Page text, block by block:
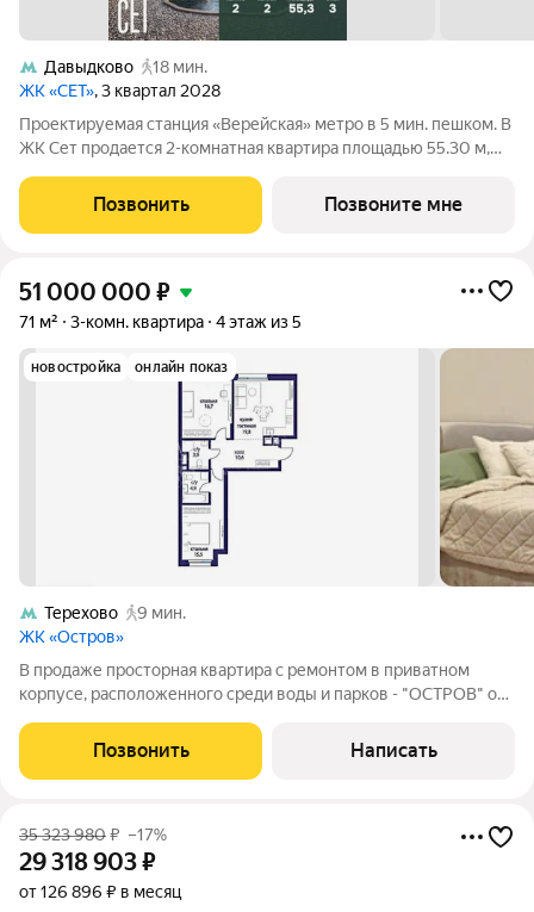
Давыдково
18 мин.
ЖК «СЕТ», 3 квартал 2028
Проектируемая станция «Верейская» метро в 5 мин. пешком. В
ЖК Сет продается 2-комнатная квартира площадью 55.30 м,
имеет стратегически выгодное расположение в ЗАО, в районе
с большой
Позвонить Позвоните мне
51 000 000 ₽
71 м² 3-комн. квартира 4 этаж из 5
новостройка онлайн показ
Терехово
9 мин.
ЖК «Остров»
В продаже просторная квартира с ремонтом в приватном
корпусе, расположенного среди воды и парков - "ОСТРОВ" от
престижном р-не Хорошево-Мневники. О КВАРТИРЕ: - в
квартире выполнен ремонт с
Позвонить Написать
35 323 980₽ –17%
29 318 903₽
от 126 896 ₽ в месяц